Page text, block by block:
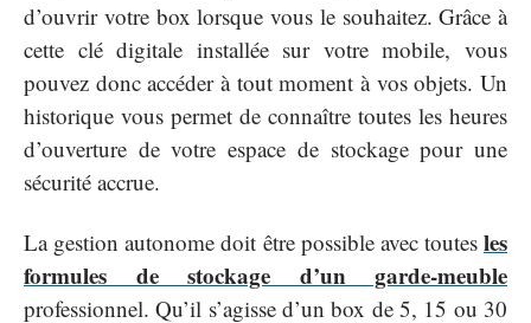
d’ouvrir votre box lorsque vous le souhaitez. Grâce à
cette clé digitale installée sur votre mobile, vous
pouvez donc accéder à tout moment à vos objets. Un
historique vous permet de connaître toutes les heures
d’ouverture de votre espace de stockage pour une
sécurité accrue.
La gestion autonome doit être possible avec toutes les
formules de stockage d’un garde-meuble
professionnel. Qu’il s’agisse d’un box de 5, 15 ou 30